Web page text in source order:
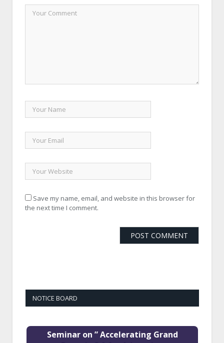
Save my name, email, and website in this browser for
the next time I comment.
NOTICE BOARD
Seminar on ” Accelerating Grand